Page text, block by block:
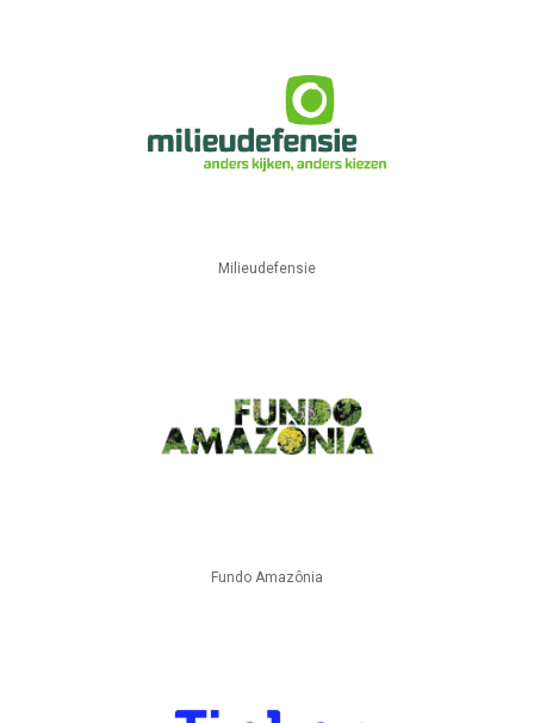
Milieudefensie
Fundo Amazônia